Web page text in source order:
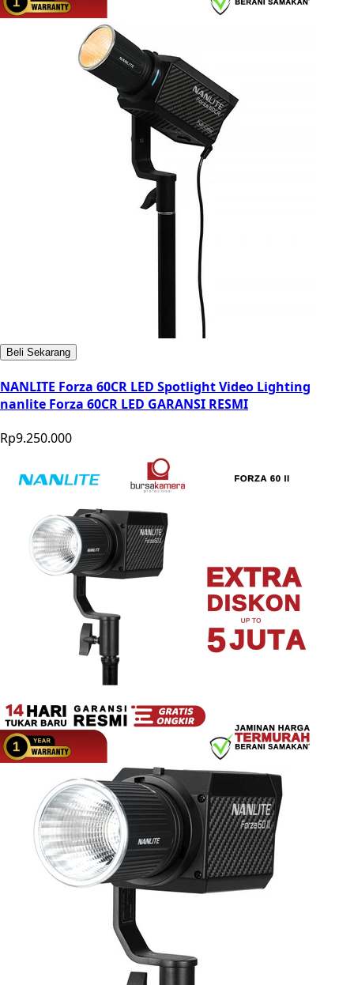
Beli Sekarang
NANLITE Forza 60CR LED Spotlight Video Lighting
nanlite Forza 60CR LED GARANSI RESMI
Rp9.250.000